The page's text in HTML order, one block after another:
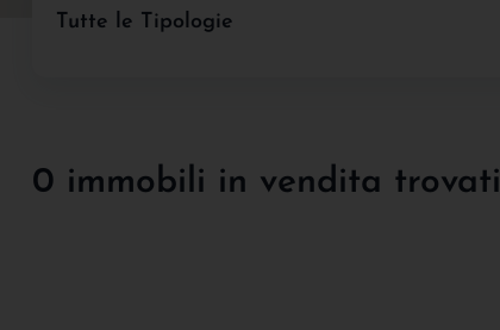
Tutte le Tipologie
0 immobili in vendita trovati